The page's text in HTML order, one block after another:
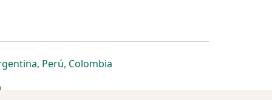
separador
num novo separador
abre num novo separador
, Perúabre num novo separador
, Colombiaabre num novo separador